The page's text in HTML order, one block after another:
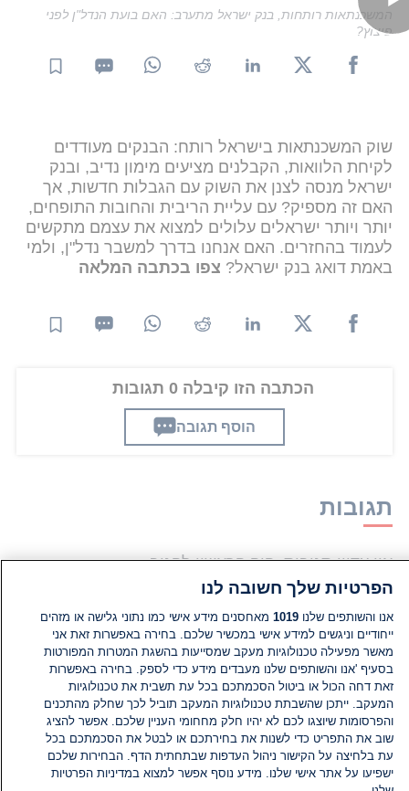
המשכנתאות רותחות, בנק ישראל מתערב: האם בועת הנדל"ן לפני
פיצוץ?
שוק המשכנתאות בישראל רותח: הבנקים מעודדים
לקיחת הלוואות, הקבלנים מציעים מימון נדיב, ובנק
ישראל מנסה לצנן את השוק עם הגבלות חדשות, אך
האם זה מספיק? עם עליית הריבית והחובות התופחים,
יותר ויותר ישראלים עלולים למצוא את עצמם מתקשים
לעמוד בהחזרים. האם אנחנו בדרך למשבר נדל"ן, ולמי
באמת דואג בנק ישראל? צפו בכתבה המלאה
הכתבה הזו קיבלה 0 תגובות
הוסף תגובה
תגובות
אין עדיין תגובות. היה הראשון להגיב
הוסף תגובה
הפרטיות שלך חשובה לנו
אנו והשותפים שלנו1019 מאחסנים מידע אישי כמו נתוני גלישה או מזהים
ייחודיים וניגשים למידע אישי במכשיר שלכם. בחירה באפשרות זאת אני
מאשר מפעילה טכנולוגיות מעקב שמסייעות בהשגת המטרות המפורטות
בסעיף 'אנו והשותפים שלנו מעבדים מידע כדי לספק. בחירה באפשרות
זאת דחה הכול או ביטול הסכמתכם בכל עת תשבית את טכנולוגיות
המעקב. ייתכן שהשבתת טכנולוגיות המעקב תוביל לכך שחלק מהתכנים
והפרסומות שיוצגו לכם לא יהיו חלק מחחומי העניין שלכם. אפשר להציג
שוב את התפריט כדי לשנות את בחירתכם או לבטל את הסכמתכם בכל
עת בלחיצה על הקישור ניהול העדפות שבתחתית הדף. הבחירות שלכם
ישפיעו על אתר אישי שלנו. מידע נוסף אפשר למצוא במדיניות הפרטיות